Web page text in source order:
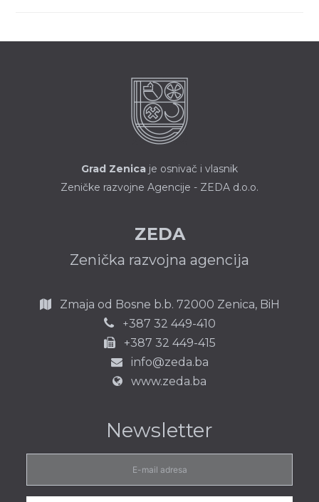
Grad Zenica je osnivač i vlasnik
Zeničke razvojne Agencije - ZEDA d.o.o.
ZEDA
Zenička razvojna agencija
Zmaja od Bosne b.b. 72000 Zenica, BiH
+387 32 449-410
+387 32 449-415
info@zeda.ba
www.zeda.ba
Newsletter